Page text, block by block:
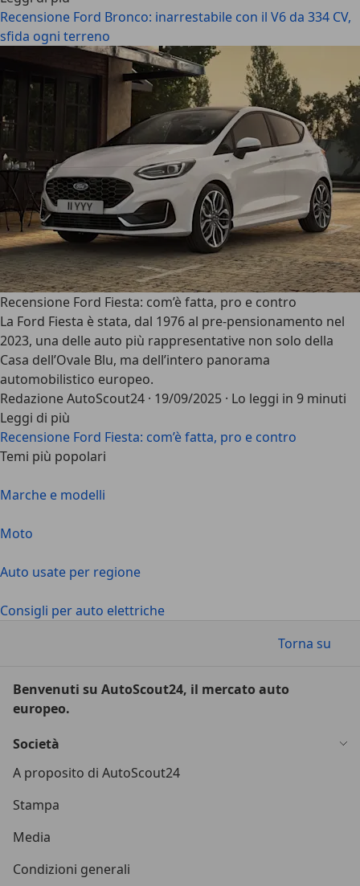
Recensione Ford Bronco: inarrestabile con il V6 da 334 CV,
sfida ogni terreno
Recensione Ford Fiesta: com’è fatta, pro e contro
La Ford Fiesta è stata, dal 1976 al pre-pensionamento nel
2023, una delle auto più rappresentative non solo della
Casa dell’Ovale Blu, ma dell’intero panorama
automobilistico europeo.
Redazione AutoScout24 · 19/09/2025 · Lo leggi in 9 minuti
Leggi di più
Recensione Ford Fiesta: com’è fatta, pro e contro
Temi più popolari
Marche e modelli
Moto
Auto usate per regione
Consigli per auto elettriche
Torna su
Benvenuti su AutoScout24, il mercato auto
europeo.
Società
A proposito di AutoScout24
Stampa
Media
Condizioni generali